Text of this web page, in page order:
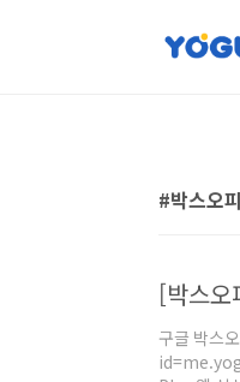
박스오
[박스
구글 박스